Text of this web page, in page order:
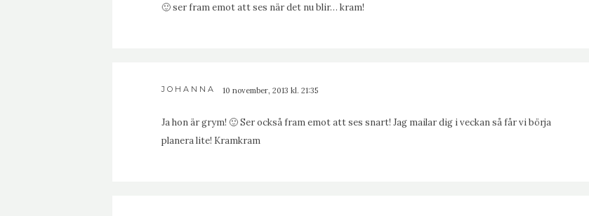
🙂 ser fram emot att ses när det nu blir… kram!
JOHANNA 10 november, 2013 kl. 21:35
Ja hon är grym! 🙂 Ser också fram emot att ses snart! Jag mailar dig i veckan så får vi börja
planera lite! Kramkram